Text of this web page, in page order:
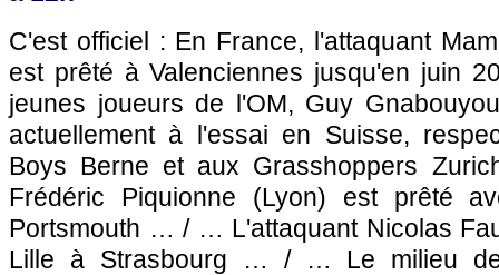
C'est officiel : En France, l'attaquant
est prêté à Valenciennes jusqu'en juin
jeunes joueurs de l'OM, Guy
actuellement à l'essai en Suisse,
Boys Berne et aux Grasshoppers
Frédéric Piquionne (Lyon) est prêté
Portsmouth … / … L'attaquant Nicolas
Lille à Strasbourg … / … Le milieu de